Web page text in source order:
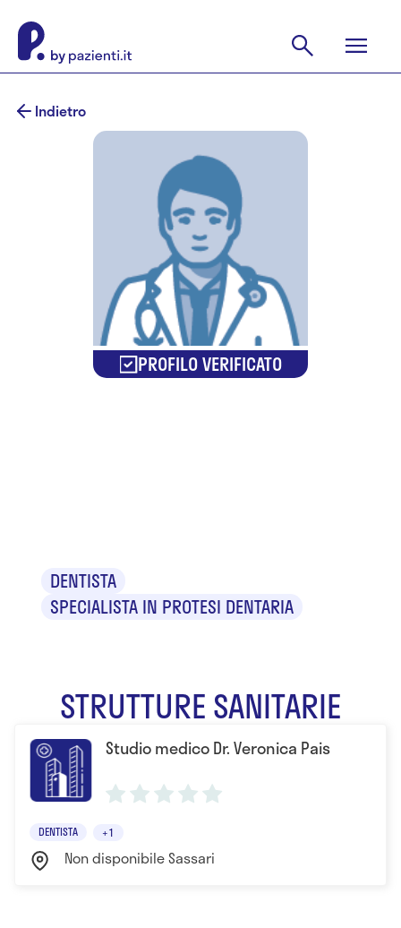
Indietro
PROFILO VERIFICATO
DENTISTA
SPECIALISTA IN PROTESI DENTARIA
STRUTTURE SANITARIE
Studio medico Dr. Veronica Pais
DENTISTA +1
Non disponibile Sassari